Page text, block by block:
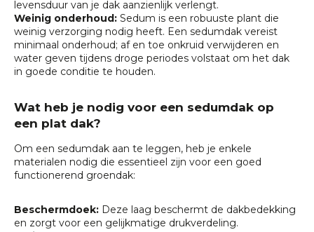
levensduur van je dak aanzienlijk verlengt.
Weinig onderhoud: Sedum is een robuuste plant die
weinig verzorging nodig heeft. Een sedumdak vereist
minimaal onderhoud; af en toe onkruid verwijderen en
water geven tijdens droge periodes volstaat om het dak
in goede conditie te houden.
Wat heb je nodig voor een sedumdak op
een plat dak?
Om een sedumdak aan te leggen, heb je enkele
materialen nodig die essentieel zijn voor een goed
functionerend groendak:
Beschermdoek: Deze laag beschermt de dakbedekking
en zorgt voor een gelijkmatige drukverdeling.